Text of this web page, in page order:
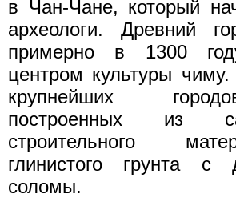
в Чан-Чане, который
археологи. Древний
примерно в 1300
центром культуры
крупнейших
построенных из
строительного
глинистого грунта с
соломы.